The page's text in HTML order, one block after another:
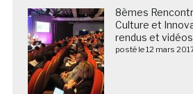
8èmes
Culture et
rendus et
posté le 12 mars